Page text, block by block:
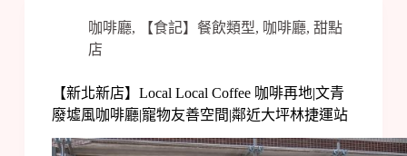
咖啡廳, 【食記】餐飲類型, 咖啡廳, 甜點
店
【新北新店】Local Local Coffee 咖啡再地|文青
廢墟風咖啡廳|寵物友善空間|鄰近大坪林捷運站